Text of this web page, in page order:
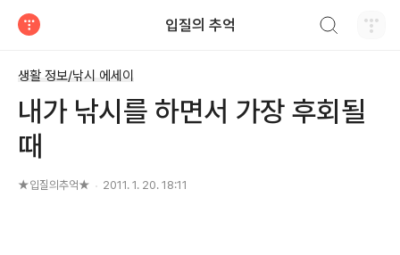
입질의 추억
생활 정보/낚시 에세이
내가 낚시를 하면서 가장 후회될
때
★입질의추억★ 2011. 1. 20. 18:11